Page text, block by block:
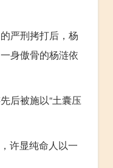
严刑拷打后，杨
身傲骨的杨涟依
后被施以“土囊压
许显纯命人以一